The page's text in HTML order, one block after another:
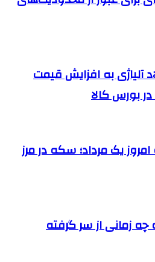
آلیاژی به افزایش قیمت
بورس کالا
یک مرداد؛ سکه در مرز
چه زمانی از سر گرفته